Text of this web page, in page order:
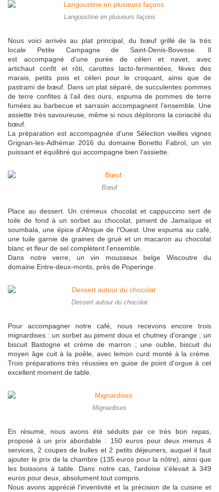
Langoustine en plusieurs façons
Nous voici arrivés au plat principal, du bœuf grillé de la très
locale Petite Campagne de Saint-Denis-Bovesse. Il
est accompagné d'une purée de céleri et navet, avec
artichaut confit et rôti, carottes lacto-fermentées, fèves des
marais, petits pois et céleri pour le croquant, ainsi que de
pastrami de bœuf. Dans un plat séparé, de succulentes pommes
de terre confites à l'ail des ours, espuma de pommes de terre
fumées au barbecue et sarrasin accompagnent l'ensemble. Une
assiette très savoureuse, même si nous déplorons la coriacité du
bœuf.
La préparation est accompagnée d'une Sélection vieilles vignes
Grignan-les-Adhémar 2016 du domaine Bonetto Fabrol, un vin
puissant et équilibré qui accompagne bien l'assiette.
Bœuf
Place au dessert. Un crémeux chocolat et cappuccino sert de
toile de fond à un sorbet au chocolat, piment de Jamaïque et
soumbala, une épice d'Afrique de l'Ouest. Une espuma au café,
une tuile garnie de graines de grué et un macaron au chocolat
blanc et fleur de sel complètent l'ensemble.
Dans notre verre, un vin mousseux belge Wiscoutre du
domaine Entre-deux-monts, près de Poperinge.
Dessert autour du chocolat
Pour accompagner notre café, nous recevons encore trois
mignardises : un sorbet au piment doux et chutney d'orange ; un
biscuit Bastogne et crème de marron ; une oublie, biscuit du
moyen âge cuit à la poêle, avec lemon curd monté à la crème.
Trois préparations très réussies en guise de point d'orgue à cet
excellent moment de table.
Mignardises
En résumé, nous avons été séduits par ce très bon repas,
proposé à un prix abordable : 150 euros pour deux menus 4
services, 2 coupes de bulles et 2 petits déjeuners, auquel il faut
ajouter le prix de la chambre (135 euros pour la nôtre), ainsi que
les boissons à table. Dans notre cas, l'ardoise s'élevait à 349
euros pour deux, absolument tout compris.
Nous avons apprécié l'inventivité et la précision de la cuisine et